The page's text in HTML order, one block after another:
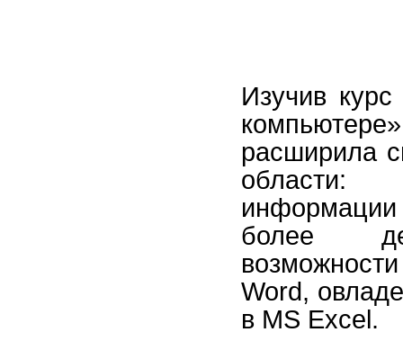
Изучив
расширила
области:
более
Word,
в MS Excel.